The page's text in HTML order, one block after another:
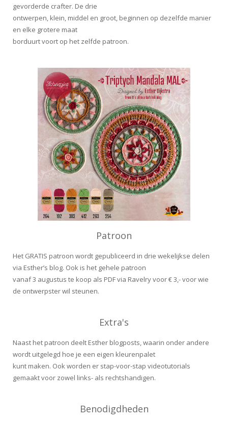
gevorderde crafter. De drie
ontwerpen, klein, middel en groot, beginnen op dezelfde manier
en elke grotere maat
borduurt voort op het zelfde patroon.
Patroon
Het GRATIS patroon wordt gepubliceerd in drie wekelijkse delen
via Esther’s blog. Ook is het gehele patroon
vanaf 3 augustus te koop als PDF via Ravelry voor € 3,- voor wie
de ontwerpster wil steunen.
Extra's
Naast het patroon deelt Esther blogposts, waarin onder andere
wordt uitgelegd hoe je een eigen kleurenpalet
kunt maken. Ook worden er stap-voor-stap videotutorials
gemaakt voor zowel links- als rechtshandigen.
Benodigdheden